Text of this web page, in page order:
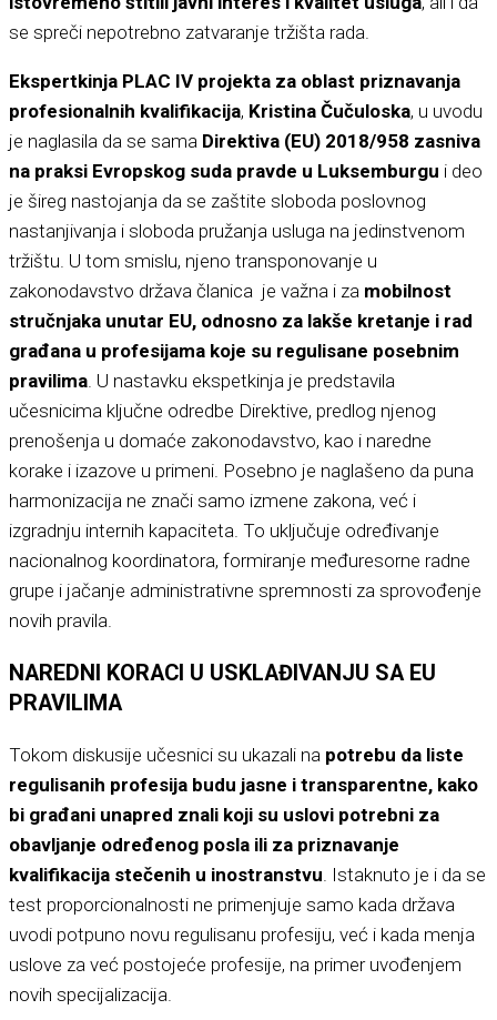
se spreči nepotrebno zatvaranje tržišta rada.
Ekspertkinja PLAC IV projekta za oblast priznavanja
profesionalnih kvalifikacija, Kristina Čučuloska, u uvodu
je naglasila da se sama Direktiva (EU) 2018/958 zasniva
na praksi Evropskog suda pravde u Luksemburgu i deo
je šireg nastojanja da se zaštite sloboda poslovnog
nastanjivanja i sloboda pružanja usluga na jedinstvenom
tržištu. U tom smislu, njeno transponovanje u
zakonodavstvo država članica je važna i za mobilnost
stručnjaka unutar EU, odnosno za lakše kretanje i rad
građana u profesijama koje su regulisane posebnim
pravilima. U nastavku ekspetkinja je predstavila
učesnicima ključne odredbe Direktive, predlog njenog
prenošenja u domaće zakonodavstvo, kao i naredne
korake i izazove u primeni. Posebno je naglašeno da puna
harmonizacija ne znači samo izmene zakona, već i
izgradnju internih kapaciteta. To uključuje određivanje
nacionalnog koordinatora, formiranje međuresorne radne
grupe i jačanje administrativne spremnosti za sprovođenje
novih pravila.
NAREDNI KORACI U USKLAĐIVANJU SA EU
PRAVILIMA
Tokom diskusije učesnici su ukazali na potrebu da liste
regulisanih profesija budu jasne i transparentne, kako
bi građani unapred znali koji su uslovi potrebni za
obavljanje određenog posla ili za priznavanje
kvalifikacija stečenih u inostranstvu. Istaknuto je i da se
test proporcionalnosti ne primenjuje samo kada država
uvodi potpuno novu regulisanu profesiju, već i kada menja
uslove za već postojeće profesije, na primer uvođenjem
novih specijalizacija.